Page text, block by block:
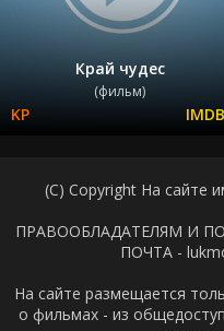
Край чудес
(фильм)
(C) Copyright На сайте
ПРАВООБЛАДАТЕЛЯМ И
ПОЧТА -
На сайте размещается
о фильмах - из